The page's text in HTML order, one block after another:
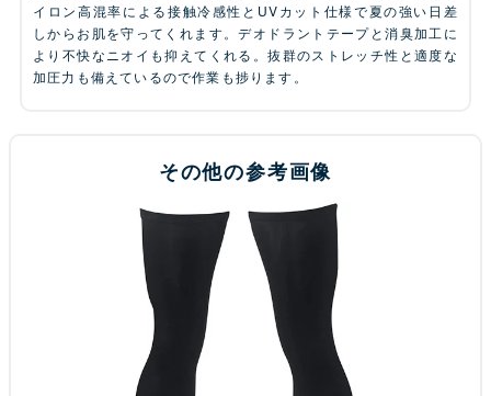
イロン高混率による接触冷感性とUVカット仕様で夏の強い日差
しからお肌を守ってくれます。デオドラントテープと消臭加工に
より不快なニオイも抑えてくれる。抜群のストレッチ性と適度な
加圧力も備えているので作業も捗ります。
その他の参考画像